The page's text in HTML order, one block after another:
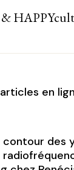
en
contour des